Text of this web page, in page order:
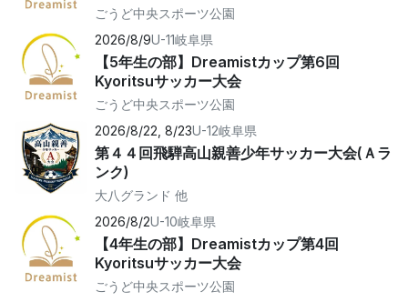
ごうど中央スポーツ公園
2026/8/9U-11岐阜県
【5年生の部】Dreamistカップ第6回
Kyoritsuサッカー大会
ごうど中央スポーツ公園
2026/8/22, 8/23U-12岐阜県
第４４回飛騨高山親善少年サッカー大会(Ａラ
ンク)
大八グランド 他
2026/8/2U-10岐阜県
【4年生の部】Dreamistカップ第4回
Kyoritsuサッカー大会
ごうど中央スポーツ公園